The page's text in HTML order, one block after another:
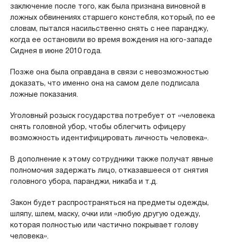
заключение после того, как была признана виновной в
ложных обвинениях старшего констебля, который, по ее
словам, пытался насильственно снять с нее паранджу,
когда ее остановили во время вождения на юго-западе
Сиднея в июне 2010 года.
Позже она была оправдана в связи с невозможностью
доказать, что именно она на самом деле подписала
ложные показания.
Уголовный розыск государства потребует от «человека
снять головной убор, чтобы облегчить офицеру
возможность идентифицировать личность человека».
В дополнение к этому сотрудники также получат явные
полномочия задержать лицо, отказавшееся от снятия
головного убора, паранджи, никаба и т.д.
Закон будет распространяться на предметы одежды,
шляпу, шлем, маску, очки или «любую другую одежду,
которая полностью или частично покрывает голову
человека».